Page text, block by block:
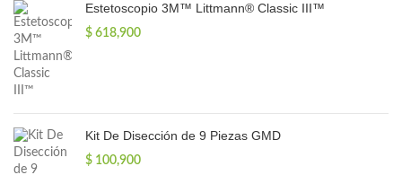
Estetoscopio 3M™ Littmann® Classic III™
$ 618,900
Kit De Disección de 9 Piezas GMD
$ 100,900